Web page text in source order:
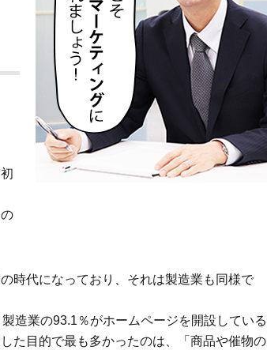
時代になっており、それは製造業も同様で
造業の93.1％がホームページを開設している
た目的で最も多かったのは、「商品や催物の